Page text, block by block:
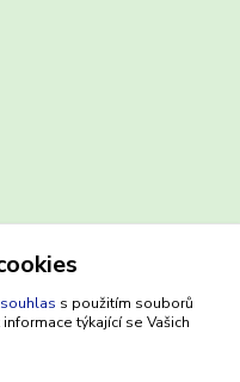
souhlas s použitím souborů
týkající se Vašich